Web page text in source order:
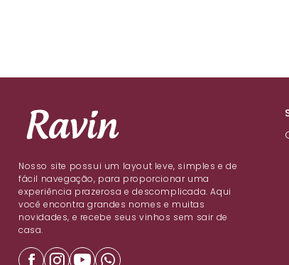
Nosso site possui um layout leve, simples e de
fácil navegação, para proporcionar uma
experiência prazerosa e descomplicada. Aqui
você encontra grandes nomes e muitas
novidades, e recebe seus vinhos sem sair de
casa.